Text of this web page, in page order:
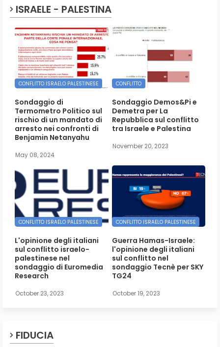
ISRAELE - PALESTINA
CONFLITTO ISRAELO PALESTINESE
Sondaggio di
Termometro Politico sul
rischio di un mandato di
arresto nei confronti di
Benjamin Netanyahu
May 08, 2024
CONFLITTO
Sondaggio Demos&Pi e
Demetra per La
Repubblica sul conflitto
tra Israele e Palestina
November 20, 2023
CONFLITTO ISRAELO PALESTINESE
L'opinione degli italiani
sul conflitto israelo-
palestinese nel
sondaggio di Euromedia
Research
October 23, 2023
CONFLITTO ISRAELO PALESTINESE
Guerra Hamas-Israele:
l'opinione degli italiani
sul conflitto nel
sondaggio Tecnè per SKY
TG24
October 19, 2023
FIDUCIA